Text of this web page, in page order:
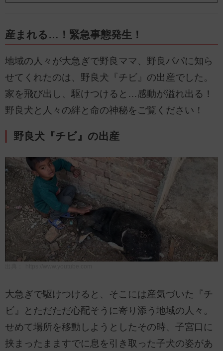
産まれる…！緊急事態発生！
地域の人々が大急ぎで野良ママ、野良パパに知ら
せてくれたのは、野良犬『チビ』の出産でした。
家を飛び出し、駆けつけると…感動が溢れ出る！
野良犬と人々の絆と命の神秘をご覧ください！
野良犬『チビ』の出産
大急ぎで駆けつけると、そこには産気づいた『チ
ビ』とただただ心配そうに寄り添う地域の人々。
せめて場所を移動しようとしたその時、子宮口に
挟まったまますでに息を引き取った子犬の姿があ